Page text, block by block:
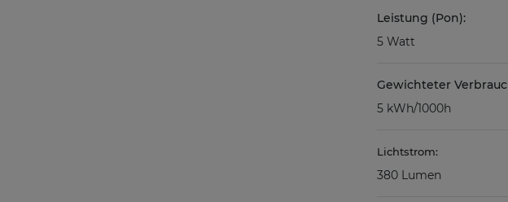
Leistung (Pon):
5 Watt
Gewichteter
5 kWh/1000h
Lichtstrom:
380 Lumen